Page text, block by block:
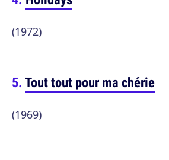
(1972)
Tout tout pour ma chérie
(1969)